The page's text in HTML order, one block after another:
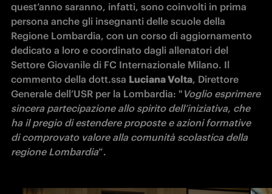
quest’anno saranno, infatti, sono coinvolti in prima
persona anche gli insegnanti delle scuole della
Regione Lombardia, con un corso di aggiornamento
dedicato a loro e coordinato dagli allenatori del
Settore Giovanile di FC Internazionale Milano. Il
commento della dott.ssa Luciana Volta, Direttore
Generale dell’USR per la Lombardia: " Voglio esprimere
sincera partecipazione allo spirito dell’iniziativa, che
ha il pregio di estendere proposte e azioni formative
di comprovato valore alla comunità scolastica della
regione Lombardia”.